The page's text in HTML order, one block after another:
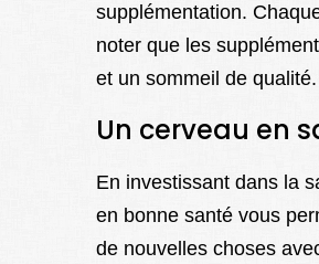
supplémentation.
noter que les
et un sommeil de qualité.
Un cerveau en
En investissant dans la
en bonne santé vous
de nouvelles choses